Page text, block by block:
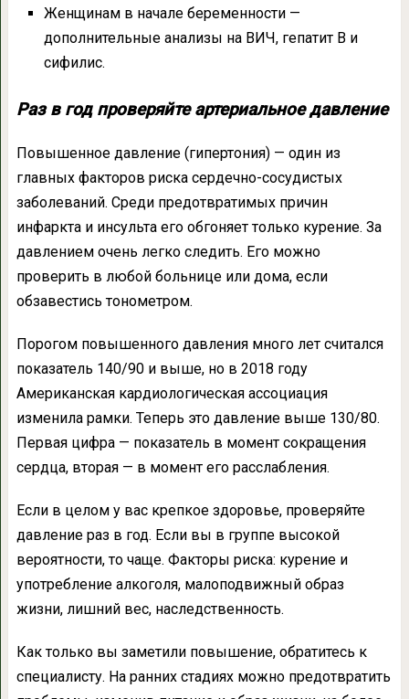
Женщинам в начале беременности —
дополнительные анализы на ВИЧ, гепатит B и
сифилис.
Раз в год проверяйте артериальное давление
Повышенное давление (гипертония) — один из
главных факторов риска сердечно-сосудистых
заболеваний. Среди предотвратимых причин
инфаркта и инсульта его обгоняет только курение. За
давлением очень легко следить. Его можно
проверить в любой больнице или дома, если
обзавестись тонометром.
Порогом повышенного давления много лет считался
показатель 140/90 и выше, но в 2018 году
Американская кардиологическая ассоциация
изменила рамки. Теперь это давление выше 130/80.
Первая цифра — показатель в момент сокращения
сердца, вторая — в момент его расслабления.
Если в целом у вас крепкое здоровье, проверяйте
давление раз в год. Если вы в группе высокой
вероятности, то чаще. Факторы риска: курение и
употребление алкоголя, малоподвижный образ
жизни, лишний вес, наследственность.
Как только вы заметили повышение, обратитесь к
специалисту. На ранних стадиях можно предотвратить